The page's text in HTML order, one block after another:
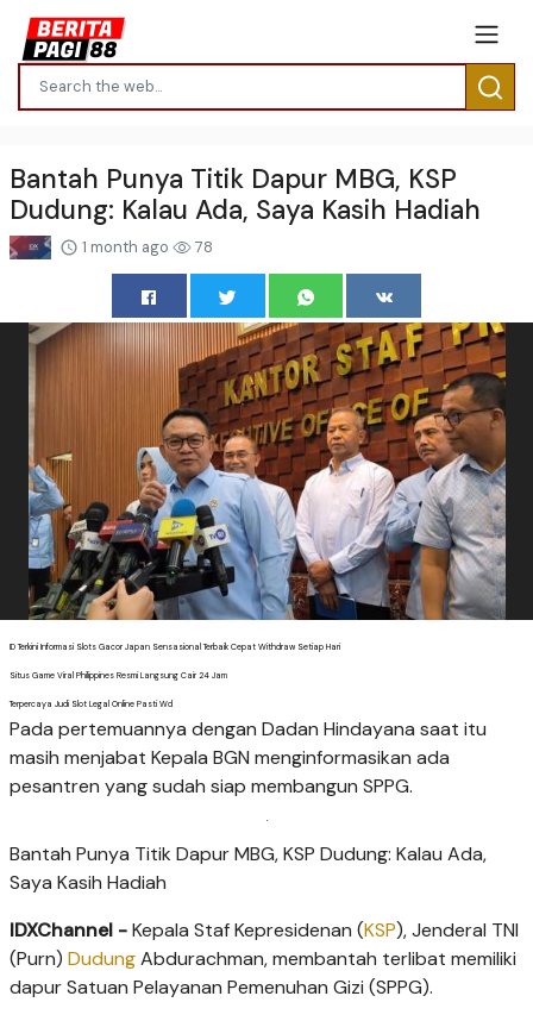
Bantah Punya Titik Dapur MBG, KSP
Dudung: Kalau Ada, Saya Kasih Hadiah
1 month ago 78
ID Terkini Informasi Slots Gacor Japan Sensasional Terbaik Cepat Withdraw Setiap Hari
Situs Game Viral Philippines Resmi Langsung Cair 24 Jam
Terpercaya Judi Slot Legal Online Pasti Wd
Pada pertemuannya dengan Dadan Hindayana saat itu
masih menjabat Kepala BGN menginformasikan ada
pesantren yang sudah siap membangun SPPG.
Bantah Punya Titik Dapur MBG, KSP Dudung: Kalau Ada,
Saya Kasih Hadiah
IDXChannel -Kepala Staf Kepresidenan (KSP), Jenderal TNI
(Purn) DudungAbdurachman, membantah terlibat memiliki
dapur Satuan Pelayanan Pemenuhan Gizi (SPPG).